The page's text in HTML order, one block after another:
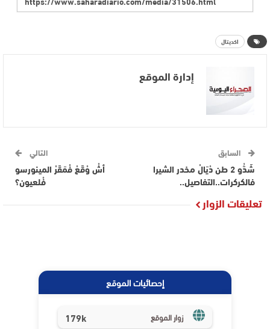
اكديتال
إدارة الموقع
السابق
شَدُّو 2 طن دْيَالْ مخدر الشيرا
فالكركرات..التفاصيل..
التالي
أشْ وْقَعْ فْمَقَرْ المينورسو
فْلعيون؟
تعليقات الزوار
إحصائيات الموقع
زوار الموقع 179k